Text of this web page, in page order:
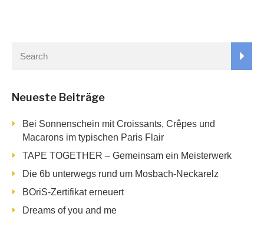
Neueste Beiträge
Bei Sonnenschein mit Croissants, Crêpes und
Macarons im typischen Paris Flair
TAPE TOGETHER – Gemeinsam ein Meisterwerk
Die 6b unterwegs rund um Mosbach-Neckarelz
BOriS-Zertifikat erneuert
Dreams of you and me